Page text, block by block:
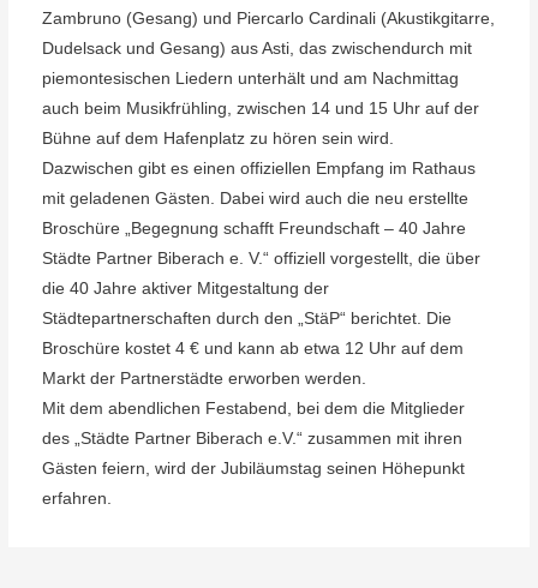
Zambruno (Gesang) und Piercarlo Cardinali (Akustikgitarre,
Dudelsack und Gesang) aus Asti, das zwischendurch mit
piemontesischen Liedern unterhält und am Nachmittag
auch beim Musikfrühling, zwischen 14 und 15 Uhr auf der
Bühne auf dem Hafenplatz zu hören sein wird.
Dazwischen gibt es einen offiziellen Empfang im Rathaus
mit geladenen Gästen. Dabei wird auch die neu erstellte
Broschüre „Begegnung schafft Freundschaft – 40 Jahre
Städte Partner Biberach e. V.“ offiziell vorgestellt, die über
die 40 Jahre aktiver Mitgestaltung der
Städtepartnerschaften durch den „StäP“ berichtet. Die
Broschüre kostet 4 € und kann ab etwa 12 Uhr auf dem
Markt der Partnerstädte erworben werden.
Mit dem abendlichen Festabend, bei dem die Mitglieder
des „Städte Partner Biberach e.V.“ zusammen mit ihren
Gästen feiern, wird der Jubiläumstag seinen Höhepunkt
erfahren.